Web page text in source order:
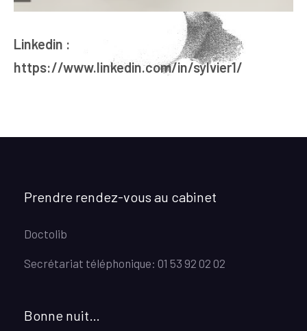
Linkedin :
https://www.linkedin.com/in/sylvier1/
Prendre rendez-vous au cabinet
Doctolib
Secrétariat téléphonique: 01 53 92 02 02
Bonne nuit…